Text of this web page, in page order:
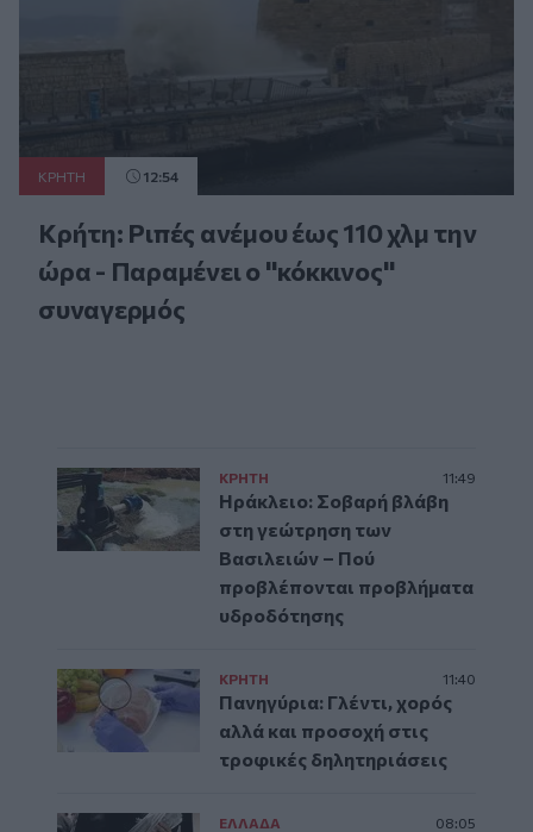
ΚΡΗΤΗ 12:54
Κρήτη: Ριπές ανέμου έως 110 χλμ την
ώρα - Παραμένει ο "κόκκινος"
συναγερμός
ΚΡΗΤΗ 11:49
Ηράκλειο: Σοβαρή βλάβη
στη γεώτρηση των
Βασιλειών – Πού
προβλέπονται προβλήματα
υδροδότησης
ΚΡΗΤΗ 11:40
Πανηγύρια: Γλέντι, χορός
αλλά και προσοχή στις
τροφικές δηλητηριάσεις
ΕΛΛAΔΑ 08:05